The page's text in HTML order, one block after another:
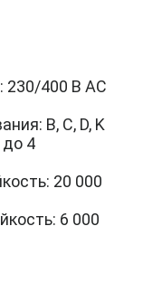
400 В AC
B, C, D, K
4
20 000
6 000